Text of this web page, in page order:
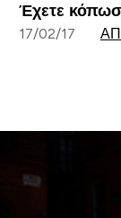
Έχετε
17/02/17